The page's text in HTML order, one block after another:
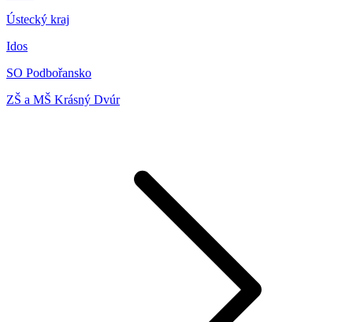
Ústecký kraj
Idos
SO Podbořansko
ZŠ a MŠ Krásný Dvúr